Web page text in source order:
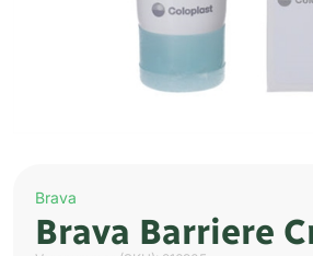
Brava
Brava Barriere